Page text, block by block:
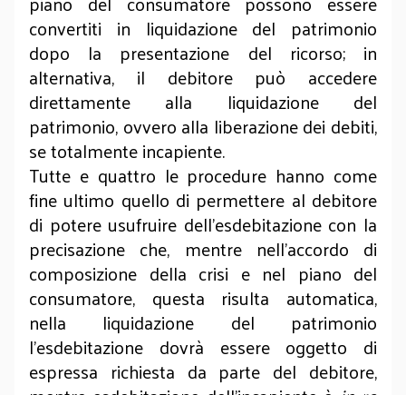
convertiti in liquidazione del patrimonio
dopo la presentazione del ricorso; in
alternativa, il debitore può accedere
direttamente alla liquidazione del
patrimonio, ovvero alla liberazione dei debiti,
se totalmente incapiente.
Tutte e quattro le procedure hanno come
fine ultimo quello di permettere al debitore
di potere usufruire dell’esdebitazione con la
precisazione che, mentre nell’accordo di
composizione della crisi e nel piano del
consumatore, questa risulta automatica,
nella liquidazione del patrimonio
l’esdebitazione dovrà essere oggetto di
espressa richiesta da parte del debitore,